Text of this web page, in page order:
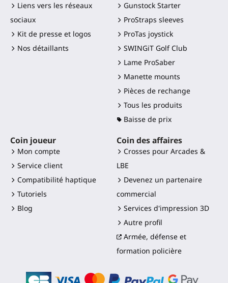
Liens vers les réseaux
sociaux
Kit de presse et logos
Nos détaillants
Gunstock Starter
ProStraps sleeves
ProTas joystick
SWINGiT Golf Club
Lame ProSaber
Manette mounts
Pièces de rechange
Tous les produits
Baisse de prix
Coin joueur
Mon compte
Service client
Compatibilité haptique
Tutoriels
Blog
Coin des affaires
Crosses pour Arcades &
LBE
Devenez un partenaire
commercial
Services d'impression 3D
Autre profil
Armée, défense et
formation policière